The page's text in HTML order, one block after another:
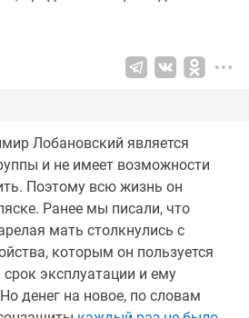
Лобановский является
и не имеет возможности
Поэтому всю жизнь он
Ранее мы писали, что
мать столкнулись с
которым он пользуется
эксплуатации и ему
денег на новое, по словам